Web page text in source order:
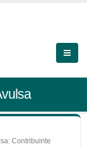
Contribuinte